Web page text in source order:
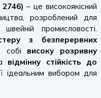
– це високоякісний
розроблений для
промисловості.
з безперервних
собі високу розривну
відмінну стійкість до
ідеальним вибором для